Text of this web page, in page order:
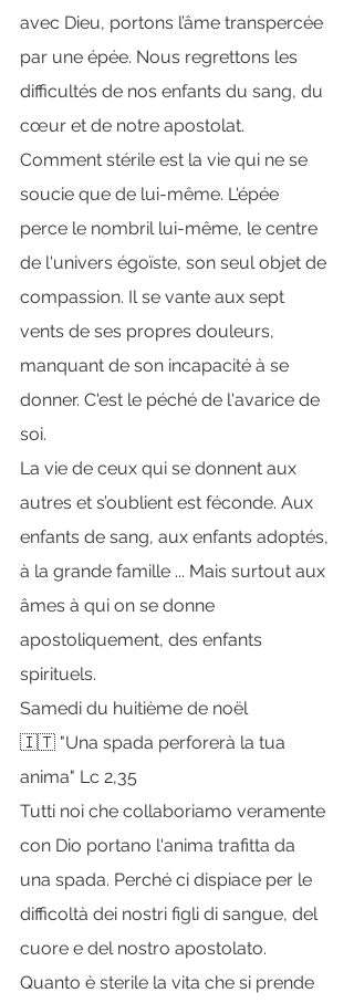
avec Dieu, portons l’âme transpercée
par une épée. Nous regrettons les
difficultés de nos enfants du sang, du
cœur et de notre apostolat.
Comment stérile est la vie qui ne se
soucie que de lui-même. L'épée
perce le nombril lui-même, le centre
de l'univers égoïste, son seul objet de
compassion. Il se vante aux sept
vents de ses propres douleurs,
manquant de son incapacité à se
donner. C'est le péché de l'avarice de
soi.
La vie de ceux qui se donnent aux
autres et s’oublient est féconde. Aux
enfants de sang, aux enfants adoptés,
à la grande famille ... Mais surtout aux
âmes à qui on se donne
apostoliquement, des enfants
spirituels.
Samedi du huitième de noël
🇮🇹 "Una spada perforerà la tua
anima" Lc 2,35
Tutti noi che collaboriamo veramente
con Dio portano l'anima trafitta da
una spada. Perché ci dispiace per le
difficoltà dei nostri figli di sangue, del
cuore e del nostro apostolato.
Quanto è sterile la vita che si prende